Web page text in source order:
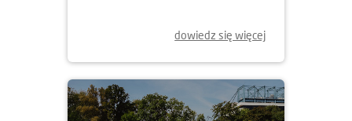
dowiedz się więcej